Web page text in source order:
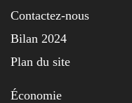
Contactez-nous
Bilan 2024
Plan du site
Économie